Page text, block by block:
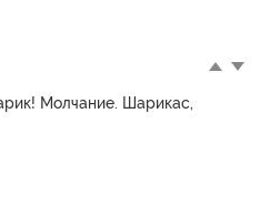
Молчание. Шарикас,